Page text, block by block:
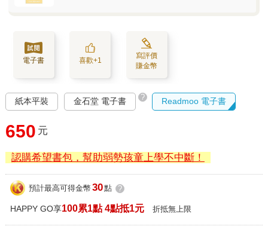
電子書 喜歡+1
寫評價
賺金幣
紙本平裝 金石堂 電子書 ? Readmoo 電子書
650 元
認購希望書包，幫助弱勢孩童上學不中斷！
預計最高可得金幣 30點 ?
HAPPY GO享100累1點 4點抵1元 折抵無上限